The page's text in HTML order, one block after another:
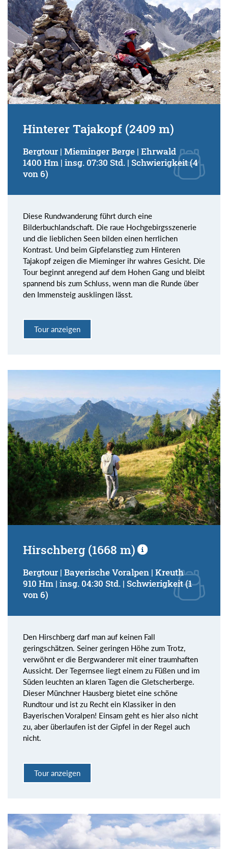
Hinterer Tajakopf (2409 m)
Bergtour | Mieminger Berge | Ehrwald
1400 Hm | insg. 07:30 Std. | Schwierigkeit (4
von 6)
Diese Rundwanderung führt durch eine
Bilderbuchlandschaft. Die raue Hochgebirgsszenerie
und die lieblichen Seen bilden einen herrlichen
Kontrast. Und beim Gipfelanstieg zum Hinteren
Tajakopf zeigen die Mieminger ihr wahres Gesicht. Die
Tour beginnt anregend auf dem Hohen Gang und bleibt
spannend bis zum Schluss, wenn man die Runde über
den Immensteig ausklingen lässt.
Tour anzeigen
Hirschberg (1668 m)
Bergtour | Bayerische Voralpen | Kreuth
910 Hm | insg. 04:30 Std. | Schwierigkeit (1
von 6)
Den Hirschberg darf man auf keinen Fall
geringschätzen. Seiner geringen Höhe zum Trotz,
verwöhnt er die Bergwanderer mit einer traumhaften
Aussicht. Der Tegernsee liegt einem zu Füßen und im
Süden leuchten an klaren Tagen die Gletscherberge.
Dieser Münchner Hausberg bietet eine schöne
Rundtour und ist zu Recht ein Klassiker in den
Bayerischen Voralpen! Einsam geht es hier also nicht
zu, aber überlaufen ist der Gipfel in der Regel auch
nicht.
Tour anzeigen